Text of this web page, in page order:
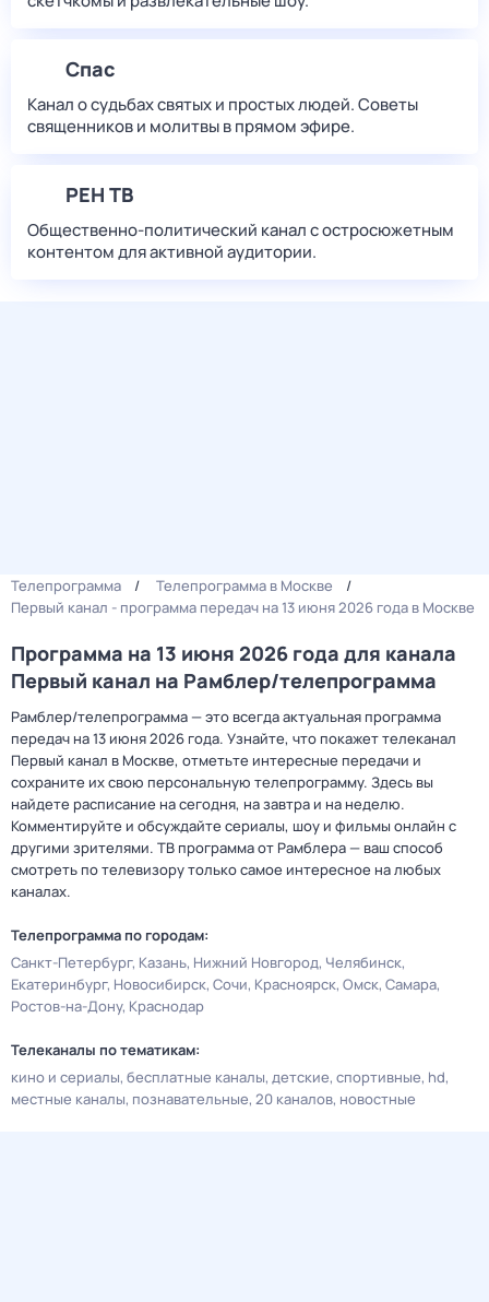
Спас
Канал о судьбах святых и простых людей. Советы
священников и молитвы в прямом эфире.
РЕН ТВ
Общественно-политический канал с остросюжетным
контентом для активной аудитории.
Телепрограмма
Телепрограмма в Москве
Первый канал - программа передач на 13 июня 2026 года в Москве
Программа на 13 июня 2026 года для канала
Первый канал на Рамблер/телепрограмма
Рамблер/телепрограмма — это всегда актуальная программа
передач на 13 июня 2026 года. Узнайте, что покажет телеканал
Первый канал в Москве, отметьте интересные передачи и
сохраните их свою персональную телепрограмму. Здесь вы
найдете расписание на сегодня, на завтра и на неделю.
Комментируйте и обсуждайте сериалы, шоу и фильмы онлайн с
другими зрителями. ТВ программа от Рамблера — ваш способ
смотреть по телевизору только самое интересное на любых
каналах.
Телепрограмма по городам:
Санкт-Петербург Казань Нижний Новгород Челябинск
Екатеринбург Новосибирск Сочи Красноярск Омск Самара
Ростов-на-Дону Краснодар
Телеканалы по тематикам:
кино и сериалы бесплатные каналы детские спортивные hd
местные каналы познавательные 20 каналов новостные